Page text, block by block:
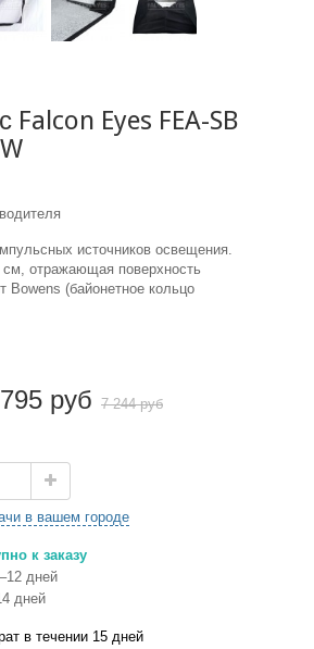
Falcon Eyes FEA-SB
источников освещения.
см, отражающая поверхность
Bowens (байонетное кольцо
руб 7 244 руб
в вашем городе
к заказу
дней
дней
в течении 15 дней